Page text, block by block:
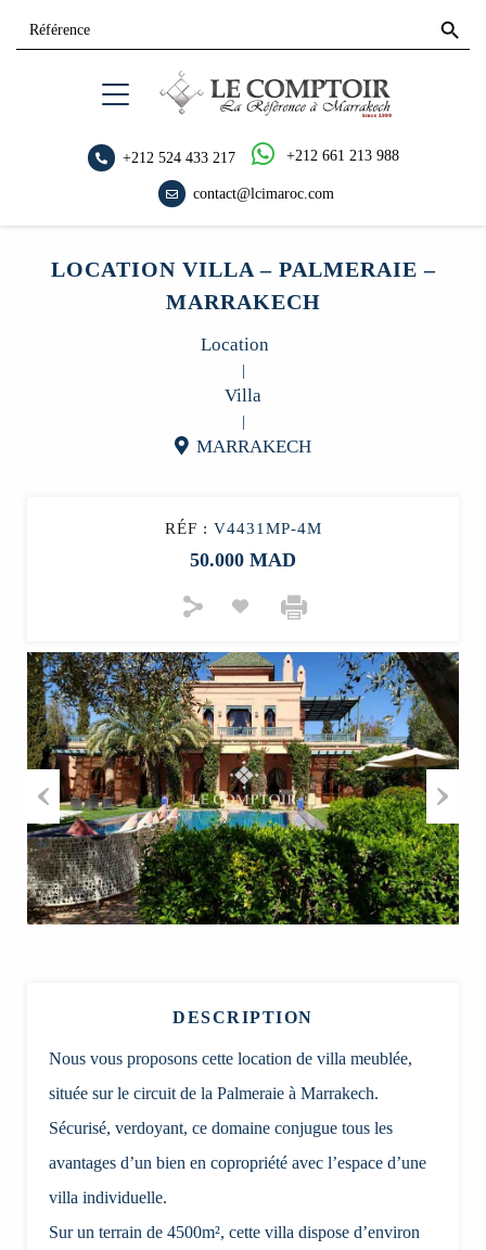
+212 524 433 217 +212 661 213 988
contact@lcimaroc.com
for:
Search
Button
LOCATION VILLA – PALMERAIE –
MARRAKECH
Location
|
Villa
|
MARRAKECH
RÉF : V4431MP-4M
50.000 MAD
Previous Next
DESCRIPTION
Nous vous proposons cette location de villa meublée,
située sur le circuit de la Palmeraie à Marrakech.
Sécurisé, verdoyant, ce domaine conjugue tous les
avantages d’un bien en copropriété avec l’espace d’une
villa individuelle.
Sur un terrain de 4500m², cette villa dispose d’environ